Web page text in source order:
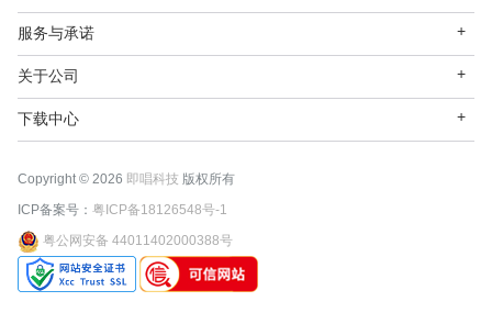
服务与承诺
关于公司
下载中心
Copyright © 2026 即唱科技 版权所有
ICP备案号： 粤ICP备18126548号-1
粤公网安备 44011402000388号